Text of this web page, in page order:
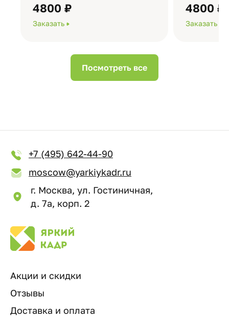
4800 ₽
Заказать
4800 ₽
Заказать
Посмотреть все
+7 (495) 642-44-90
moscow@yarkiykadr.ru
г. Москва, ул. Гостиничная,
д. 7а, корп. 2
Акции и скидки
Отзывы
Доставка и оплата